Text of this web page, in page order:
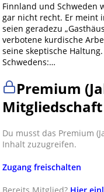
Finnland und Schweden
gar nicht recht. Er meint
seien geradezu
verbotene kurdische
seine skeptische
Schwedens:…
Premium
Du musst das Premium
Inhalt zuzugreifen.
Zugang freischalten